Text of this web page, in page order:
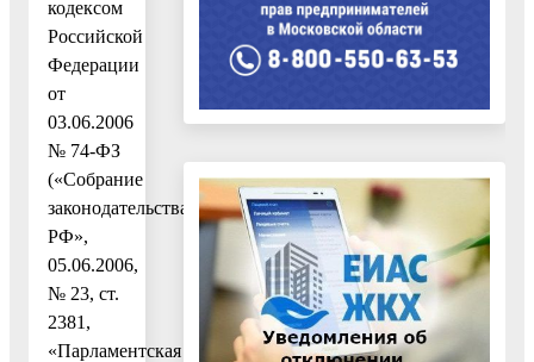
кодексом
Российской
Федерации
от
03.06.2006
№ 74-ФЗ
(«Собрание
законодательства
РФ»,
05.06.2006,
№ 23, ст.
2381,
«Парламентская